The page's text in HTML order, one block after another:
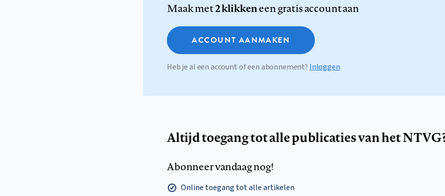
Maak met2 klikkeneen gratis account aan
ACCOUNT AANMAKEN
Heb je al een account of een abonnement? Inloggen
Altijd toegang tot alle publicaties van het
Abonneer vandaag nog!
Online toegang tot alle artikelen